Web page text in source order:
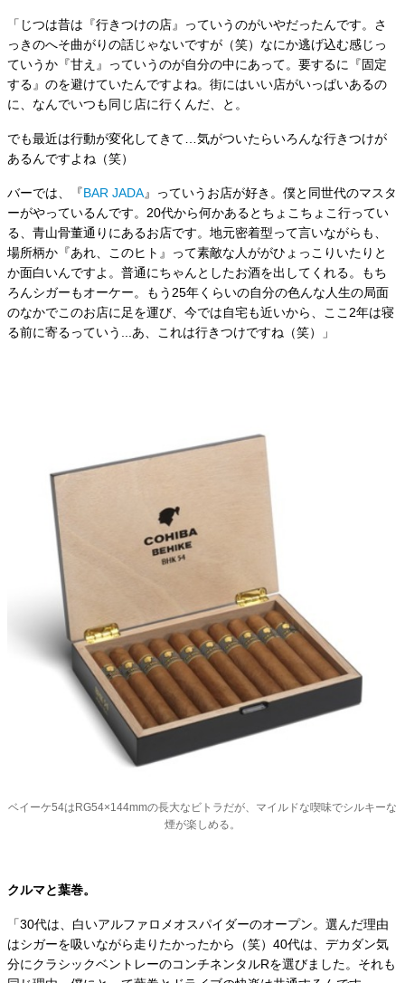
「じつは昔は『行きつけの店』っていうのがいやだったんです。さ
っきのへそ曲がりの話じゃないですが（笑）なにか逃げ込む感じっ
ていうか『甘え』っていうのが自分の中にあって。要するに『固定
する』のを避けていたんですよね。街にはいい店がいっぱいあるの
に、なんでいつも同じ店に行くんだ、と。
でも最近は行動が変化してきて…気がついたらいろんな行きつけが
あるんですよね（笑）
バーでは、『BAR JADA』っていうお店が好き。僕と同世代のマスタ
ーがやっているんです。20代から何かあるとちょこちょこ行ってい
る、青山骨董通りにあるお店です。地元密着型って言いながらも、
場所柄か『あれ、このヒト』って素敵な人ががひょっこりいたりと
か面白いんですよ。普通にちゃんとしたお酒を出してくれる。もち
ろんシガーもオーケー。もう25年くらいの自分の色んな人生の局面
のなかでこのお店に足を運び、今では自宅も近いから、ここ2年は寝
る前に寄るっていう...あ、これは行きつけですね（笑）」
ベイーケ54はRG54×144mmの長大なビトラだが、マイルドな喫味でシルキーな
煙が楽しめる。
クルマと葉巻。
「30代は、白いアルファロメオスパイダーのオープン。選んだ理由
はシガーを吸いながら走りたかったから（笑）40代は、デカダン気
分にクラシックベントレーのコンチネンタルRを選びました。それも